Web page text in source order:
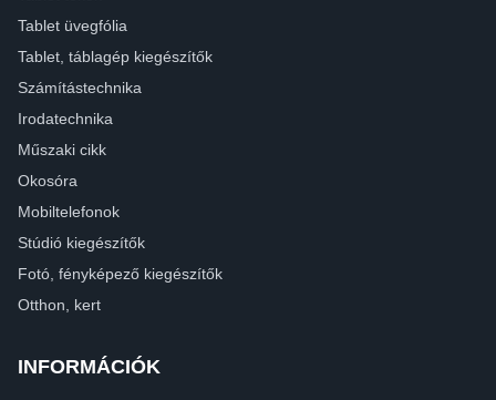
Tablet üvegfólia
Tablet, táblagép kiegészítők
Számítástechnika
Irodatechnika
Műszaki cikk
Okosóra
Mobiltelefonok
Stúdió kiegészítők
Fotó, fényképező kiegészítők
Otthon, kert
INFORMÁCIÓK